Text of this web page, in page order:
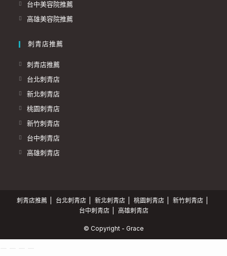
台中美容院推薦
高雄美容院推薦
刺青店推薦
刺青店推薦
台北刺青店
新北刺青店
桃園刺青店
新竹刺青店
台中刺青店
高雄刺青店
刺青店推薦 台北刺青店 新北刺青店 桃園刺青店
新竹刺青店
台中刺青店
高雄刺青店
© Copyright - Grace